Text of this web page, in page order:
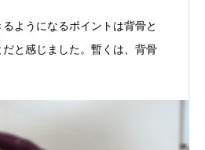
ようになるポイントは背骨と
と感じました。暫くは、背骨